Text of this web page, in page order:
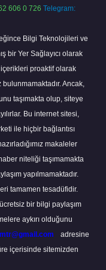
606 0 726 Telegram:
Bilgi Teknolojileri ve
bir Yer Sağlayıcı olarak
proaktif olarak
Ancak,
taşımakta olup, siteye
Bu internet sitesi,
ile hiçbir bağlantısı
makaleler
niteliği taşımamakta
yapılmamaktadır.
tamamen tesadüfidir.
bir bilgi paylaşım
aykırı olduğunu
adresine
içerisinde sitemizden